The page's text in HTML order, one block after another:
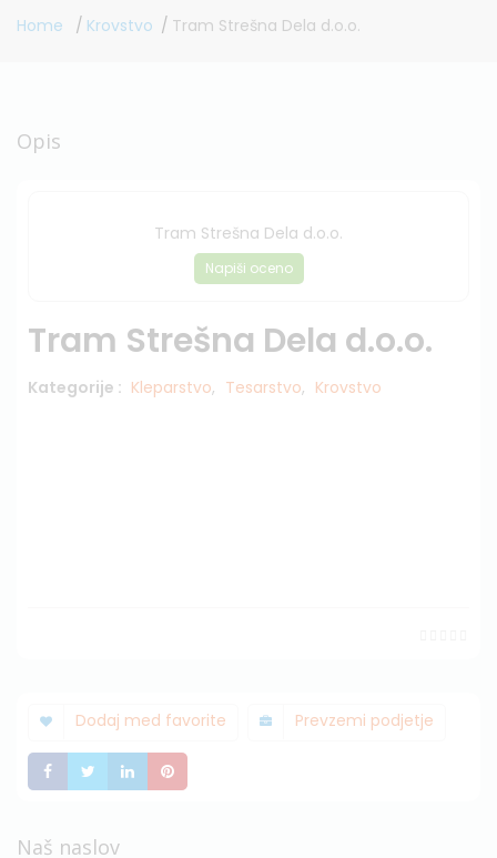
Home Krovstvo Tram Strešna Dela d.o.o.
Opis
Tram Strešna Dela d.o.o.
Napiši oceno
Tram Strešna Dela d.o.o.
Kategorije : Kleparstvo, Tesarstvo, Krovstvo
Dodaj med favorite Prevzemi podjetje
Deli Deli Deli
Naš naslov